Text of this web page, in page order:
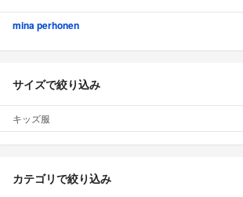
mina perhonen
サイズで絞り込み
キッズ服
カテゴリで絞り込み